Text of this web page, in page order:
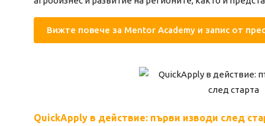
Вижте повече за Mentor Academy и запис от
QuickApply в действие: първи изводи след